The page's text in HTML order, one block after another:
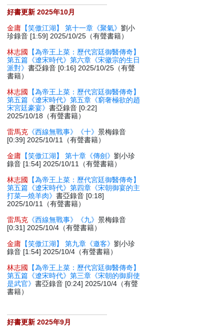
好書更新 2025年10月
金庸 【笑傲江湖】 第十一章《聚氣》劉小
珍錄音 [1:59] 2025/10/25（有聲書籍）
林志國
【為帝王上菜：歷代宮廷御醫傳奇】
第五篇《遼宋時代》第六章《宋徽宗的生日
派對》書亞錄音 [0:16] 2025/10/25（有聲
書籍）
林志國
【為帝王上菜：歷代宮廷御醫傳奇】
第五篇《遼宋時代》第五章《窮奢極欲的趙
宋宮廷豪宴》書亞錄音 [0:22]
2025/10/18（有聲書籍）
雷馬克 《西線無戰事》《十》景梅錄音
[0:39] 2025/10/11（有聲書籍）
金庸 【笑傲江湖】 第十章《傳劍》劉小珍
錄音 [1:54] 2025/10/11（有聲書籍）
林志國
【為帝王上菜：歷代宮廷御醫傳奇】
第五篇《遼宋時代》第四章《宋朝御宴的主
打菜—燒羊肉》書亞錄音 [0:18]
2025/10/11（有聲書籍）
雷馬克 《西線無戰事》《九》景梅錄音
[0:31] 2025/10/4（有聲書籍）
金庸 【笑傲江湖】 第九章《邀客》劉小珍
錄音 [1:54] 2025/10/4（有聲書籍）
林志國
【為帝王上菜：歷代宮廷御醫傳奇】
第五篇《遼宋時代》第三章《宋朝的御廚使
是武官》書亞錄音 [0:24] 2025/10/4（有聲
書籍）
好書更新 2025年9月